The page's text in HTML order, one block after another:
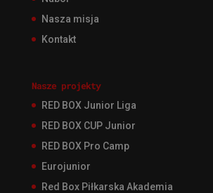
Nasza misja
Kontakt
Nasze projekty
RED BOX Junior Liga
RED BOX CUP Junior
RED BOX Pro Camp
Eurojunior
Red Box Piłkarska Akademia